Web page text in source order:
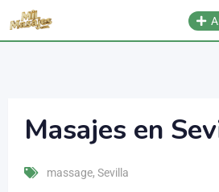
Masajes en
massage, Sevilla